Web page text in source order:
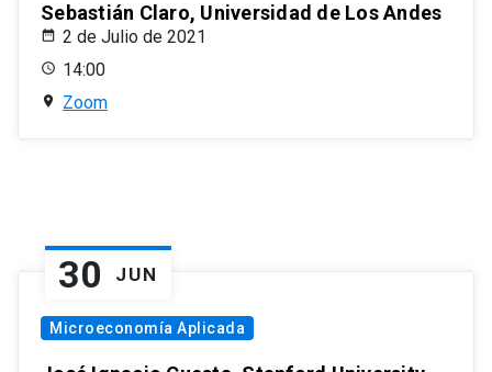
Sebastián Claro, Universidad de Los Andes
2 de Julio de 2021
14:00
Zoom
30 JUN
Microeconomía Aplicada